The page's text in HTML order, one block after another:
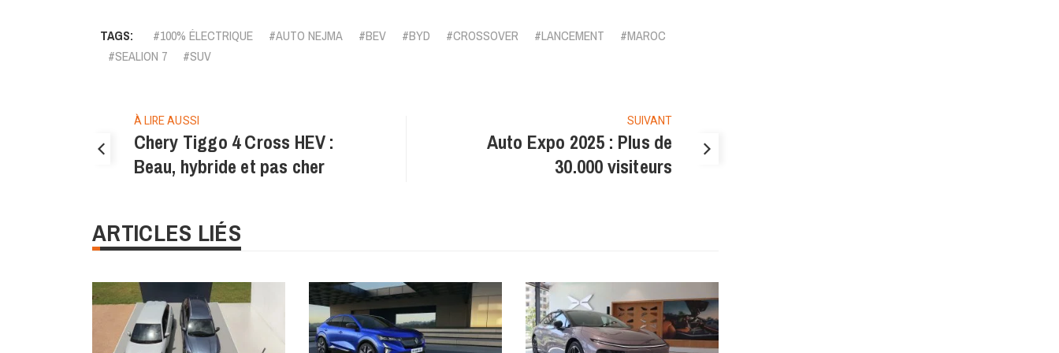
TAGS: 100% ÉLECTRIQUE AUTO NEJMA BEV BYD CROSSOVER LANCEMENT
MAROC
SEALION 7
SUV
À LIRE AUSSI
Chery Tiggo 4 Cross HEV :
Beau, hybride et pas cher
SUIVANT
Auto Expo 2025 : Plus de
30.000 visiteurs
ARTICLES LIÉS